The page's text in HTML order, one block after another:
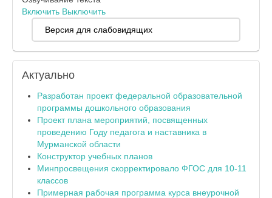
Включить Выключить
Версия для слабовидящих
Актуально
Разработан проект федеральной образовательной
программы дошкольного образования
Проект плана мероприятий, посвященных
проведению Году педагога и наставника в
Мурманской области
Конструктор учебных планов
Минпросвещения скорректировало ФГОС для 10-11
классов
Примерная рабочая программа курса внеурочной